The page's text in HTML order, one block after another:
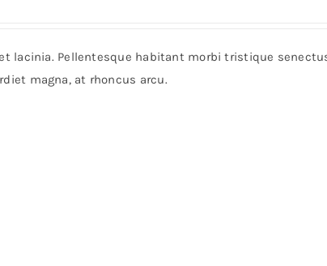
lacinia. Pellentesque habitant morbi tristique
magna, at rhoncus arcu.